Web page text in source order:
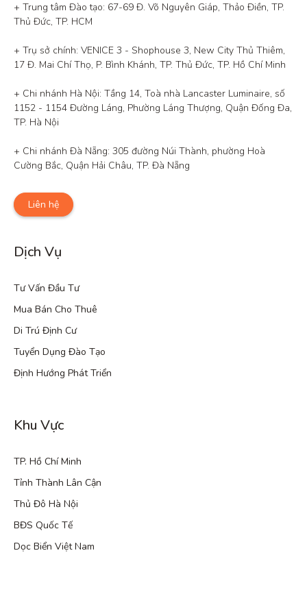
+ Trung tâm Đào tạo: 67-69 Đ. Võ Nguyên Giáp, Thảo Điền, TP.
Thủ Đức, TP. HCM
+ Trụ sở chính: VENICE 3 - Shophouse 3, New City Thủ Thiêm,
17 Đ. Mai Chí Thọ, P. Bình Khánh, TP. Thủ Đức, TP. Hồ Chí Minh
+ Chi nhánh Hà Nội: Tầng 14, Toà nhà Lancaster Luminaire, số
1152 - 1154 Đường Láng, Phường Láng Thượng, Quận Đống Đa,
TP. Hà Nội
+ Chi nhánh Đà Nẵng: 305 đường Núi Thành, phường Hoà
Cường Bắc, Quận Hải Châu, TP. Đà Nẵng
Liên hệ
Dịch Vụ
Tư Vấn Đầu Tư
Mua Bán Cho Thuê
Di Trú Định Cư
Tuyển Dụng Đào Tạo
Định Hướng Phát Triển
Khu Vực
TP. Hồ Chí Minh
Tỉnh Thành Lân Cận
Thủ Đô Hà Nội
BĐS Quốc Tế
Dọc Biển Việt Nam